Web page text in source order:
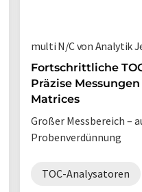
multi N/C von Analytik
Fortschrittliche
Präzise
Matrices
Großer Messbereich –
Probenverdünnung
TOC-Analysatoren